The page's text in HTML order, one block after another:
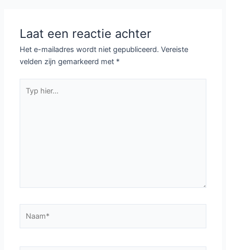
Laat een reactie achter
Het e-mailadres wordt niet gepubliceerd. Vereiste
velden zijn gemarkeerd met *
hier...